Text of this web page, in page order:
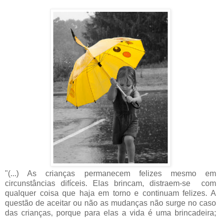
"(...) As crianças permanecem felizes mesmo em
circunstâncias difíceis. Elas brincam, distraem-se com
qualquer coisa que haja em torno e continuam felizes. A
questão de aceitar ou não as mudanças não surge no caso
das crianças, porque para elas a vida é uma brincadeira;